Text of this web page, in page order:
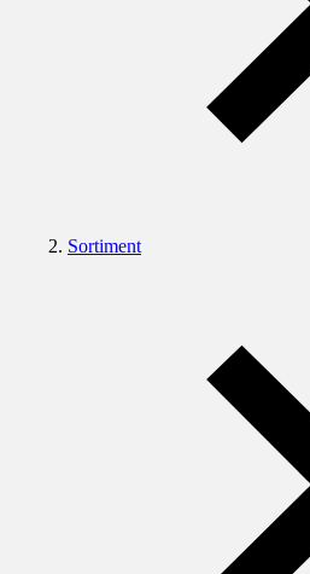
Sortiment